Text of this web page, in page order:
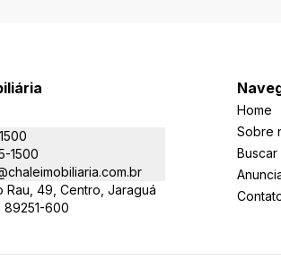
1500
Rau, 49, Centro, Jaraguá
89251-600
Home
Sobre
Buscar